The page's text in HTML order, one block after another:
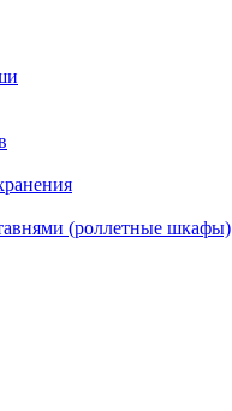
(роллетные шкафы)